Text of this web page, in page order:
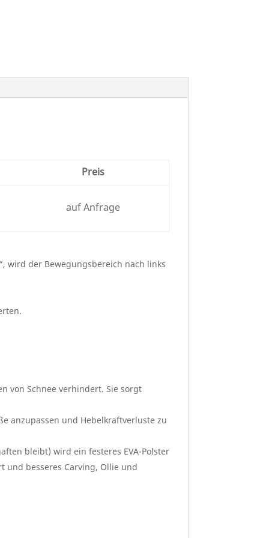
Preis
auf Anfrage
wird der Bewegungsbereich nach links
von Schnee verhindert. Sie sorgt
anzupassen und Hebelkraftverluste zu
bleibt) wird ein festeres EVA-Polster
und besseres Carving, Ollie und